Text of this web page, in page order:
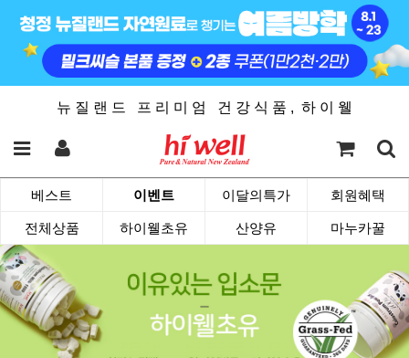
뉴 질 랜 드 프 리 미 엄 건 강 식 품 , 하 이 웰
베스트 이벤트 이달의특가 회원혜택
전체상품 하이웰초유 산양유 마누카꿀